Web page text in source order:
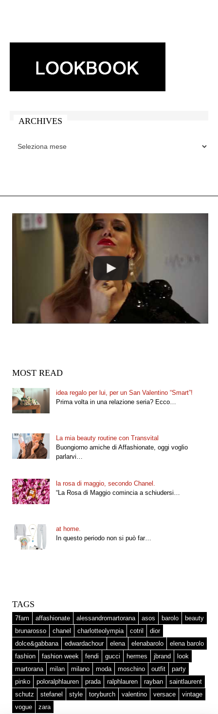
ARCHIVES
MOST READ
idea regalo per lui, per un San Valentino “Smart”!
Prima volta in una relazione seria? Ecco…
La mia beauty routine con Transvital
Buongiorno amiche di Affashionate, oggi voglio
parlarvi…
la rosa di maggio, secondo Chanel.
“La Rosa di Maggio comincia a schiudersi…
at home.
In questo periodo non si può far…
TAGS
7fam affashionate alessandromartorana asos barolo
beauty
brunarosso
chanel charlotteolympia cotril
dior
dolce&gabbana
edwardachour elena elenabarolo
elena barolo
fashion
fashion week fendi gucci hermes jbrand
look
martorana
milan milano moda moschino outfit
party
pinko
poloralphlauren prada ralphlauren rayban
saintlaurent
schutz
stefanel style toryburch valentino versace
vintage
vogue
zara